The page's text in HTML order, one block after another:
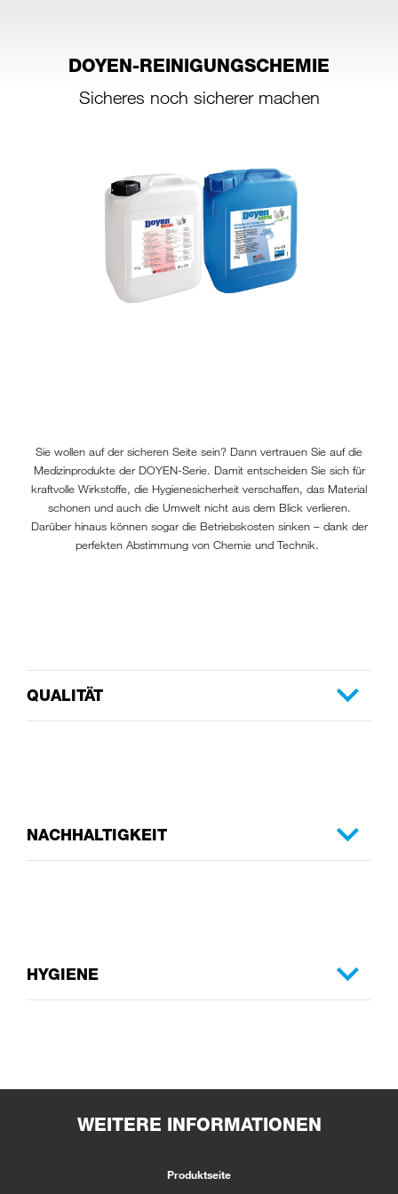
DOYEN-REINIGUNGSCHEMIE
Sicheres noch sicherer machen
Sie wollen auf der sicheren Seite sein? Dann vertrauen Sie auf die
Medizinprodukte der DOYEN-Serie. Damit entscheiden Sie sich für
kraftvolle Wirkstoffe, die Hygienesicherheit verschaffen, das Material
schonen und auch die Umwelt nicht aus dem Blick verlieren.
Darüber hinaus können sogar die Betriebskosten sinken – dank der
perfekten Abstimmung von Chemie und Technik.
QUALITÄT
NACHHALTIGKEIT
HYGIENE
WEITERE INFORMATIONEN
Produktseite